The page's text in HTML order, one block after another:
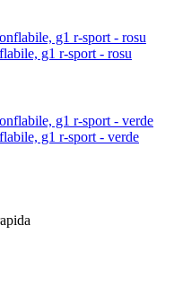
g1 r-sport - rosu
g1 r-sport - verde